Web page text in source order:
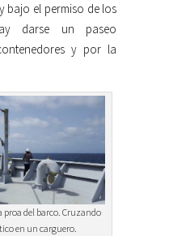
bajo el permiso de los
darse un paseo
y por la
proa del barco. Cruzando
en un carguero.